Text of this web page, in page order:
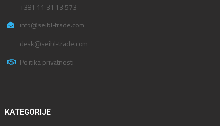
+381 11 31 13 573
info@seibl-trade.com
desk@seibl-trade.com
Politika privatnosti
KATEGORIJE